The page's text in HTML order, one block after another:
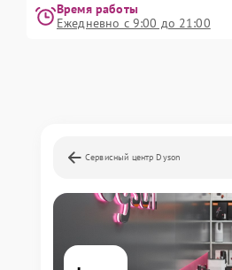
Время работы
Ежедневно с 9:00 до 21:00
Сервисный центр Dyson